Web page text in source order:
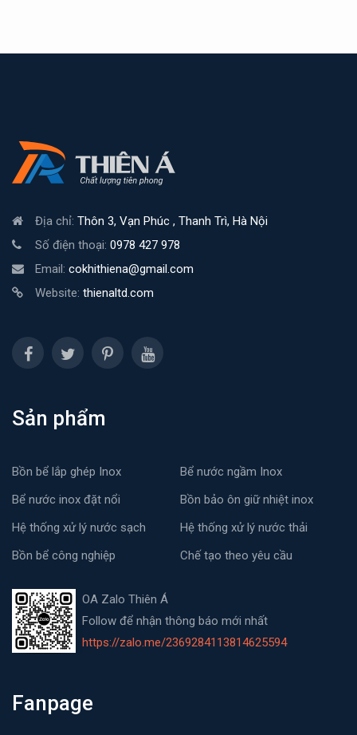
Địa chỉ: Thôn 3, Vạn Phúc , Thanh Trì, Hà Nội
Số điện thoại: 0978 427 978
Email: cokhithiena@gmail.com
Website: thienaltd.com
Sản phẩm
Bồn bể lắp ghép Inox
Bể nước ngầm Inox
Bể nước inox đặt nổi
Bồn bảo ôn giữ nhiệt inox
Hệ thống xử lý nước sạch
Hệ thống xử lý nước thải
Bồn bể công nghiệp
Chế tạo theo yêu cầu
OA Zalo Thiên Á
Follow để nhận thông báo mới nhất
https://zalo.me/2369284113814625594
Fanpage